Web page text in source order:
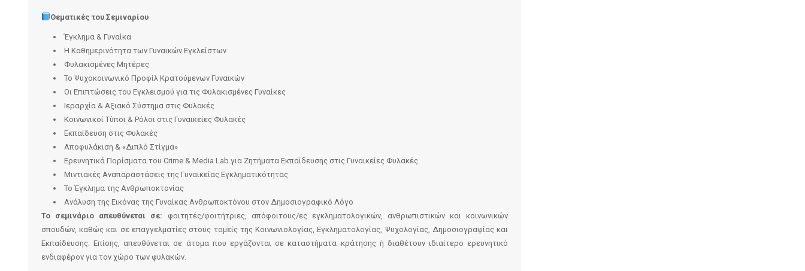
Θεματικές του Σεμιναρίου
Έγκλημα & Γυναίκα
Η Καθημερινότητα των Γυναικών Εγκλείστων
Φυλακισμένες Μητέρες
Το Ψυχοκοινωνικό Προφίλ Κρατούμενων Γυναικών
Οι Επιπτώσεις του Εγκλεισμού για τις Φυλακισμένες Γυναίκες
Ιεραρχία & Αξιακό Σύστημα στις Φυλακές
Κοινωνικοί Τύποι & Ρόλοι στις Γυναικείες Φυλακές
Εκπαίδευση στις Φυλακές
Αποφυλάκιση & «Διπλό Στίγμα»
Ερευνητικά Πορίσματα του Crime & Media Lab για Ζητήματα Εκπαίδευσης στις Γυναικείες Φυλακές
Μιντιακές Αναπαραστάσεις της Γυναικείας Εγκληματικότητας
Το Έγκλημα της Ανθρωποκτονίας
Ανάλυση της Εικόνας της Γυναίκας Ανθρωποκτόνου στον Δημοσιογραφικό Λόγο
Το σεμινάριο απευθύνεται σε: φοιτητές/φοιτήτριες, απόφοιτους/ες εγκληματολογικών, ανθρωπιστικών και κοινωνικών
σπουδών, καθώς και σε επαγγελματίες στους τομείς της Κοινωνιολογίας, Εγκληματολογίας, Ψυχολογίας, Δημοσιογραφίας και
Εκπαίδευσης. Επίσης, απευθύνεται σε άτομα που εργάζονται σε καταστήματα κράτησης ή διαθέτουν ιδιαίτερο ερευνητικό
ενδιαφέρον για τον χώρο των φυλακών.